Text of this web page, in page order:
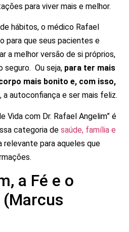
para viver mais e melhor.
hábitos, o médico Rafael
para que seus pacientes e
a melhor versão de si próprios,
seguro. Ou seja, para ter mais
mais bonito e, com isso,
, a autoconfiança e ser mais feliz.
Vida com Dr. Rafael Angelim” é
categoria de saúde, família e
relevante para aqueles que
a Fé e o